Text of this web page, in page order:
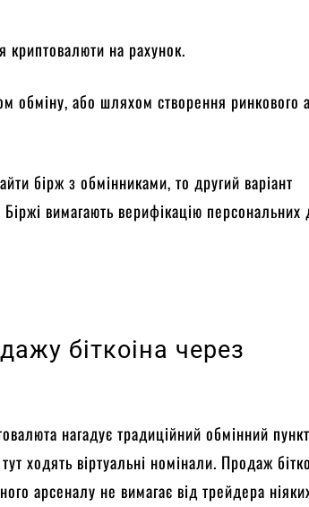
на рахунок.
обміну, або шляхом створення ринкового
бірж з обмінниками, то другий варіант
вимагають верифікацію персональних
біткоіна через
нагадує традиційний обмінний
ходять віртуальні номінали. Продаж
арсеналу не вимагає від трейдера